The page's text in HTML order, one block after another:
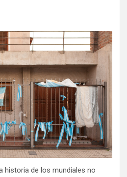
historia de los mundiales no